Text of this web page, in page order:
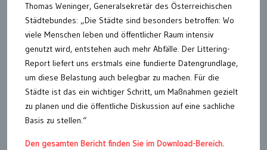
Thomas Weninger, Generalsekretär des Österreichischen
Städtebundes: „Die Städte sind besonders betroffen: Wo
viele Menschen leben und öffentlicher Raum intensiv
genutzt wird, entstehen auch mehr Abfälle. Der Littering-
Report liefert uns erstmals eine fundierte Datengrundlage,
um diese Belastung auch belegbar zu machen. Für die
Städte ist das ein wichtiger Schritt, um Maßnahmen gezielt
zu planen und die öffentliche Diskussion auf eine sachliche
Basis zu stellen.“
Den gesamten Bericht finden Sie im Download-Bereich.